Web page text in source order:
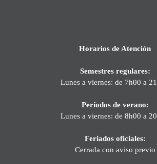
Horarios de Atención
Semestres regulares:
Lunes a viernes: de 7h00 a
Períodos de verano:
Lunes a viernes: de 8h00 a
Feriados oficiales:
Cerrada con aviso previo